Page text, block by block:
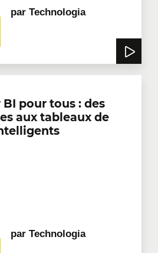
parTechnologia
BI pour tous : des
aux tableaux de
parTechnologia